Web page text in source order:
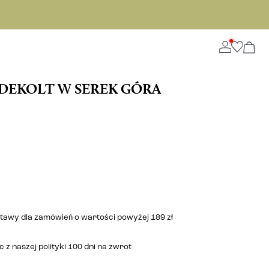
W SEREK GÓRA
dla zamówień o wartości powyżej 189 zł
z naszej polityki 100 dni na zwrot